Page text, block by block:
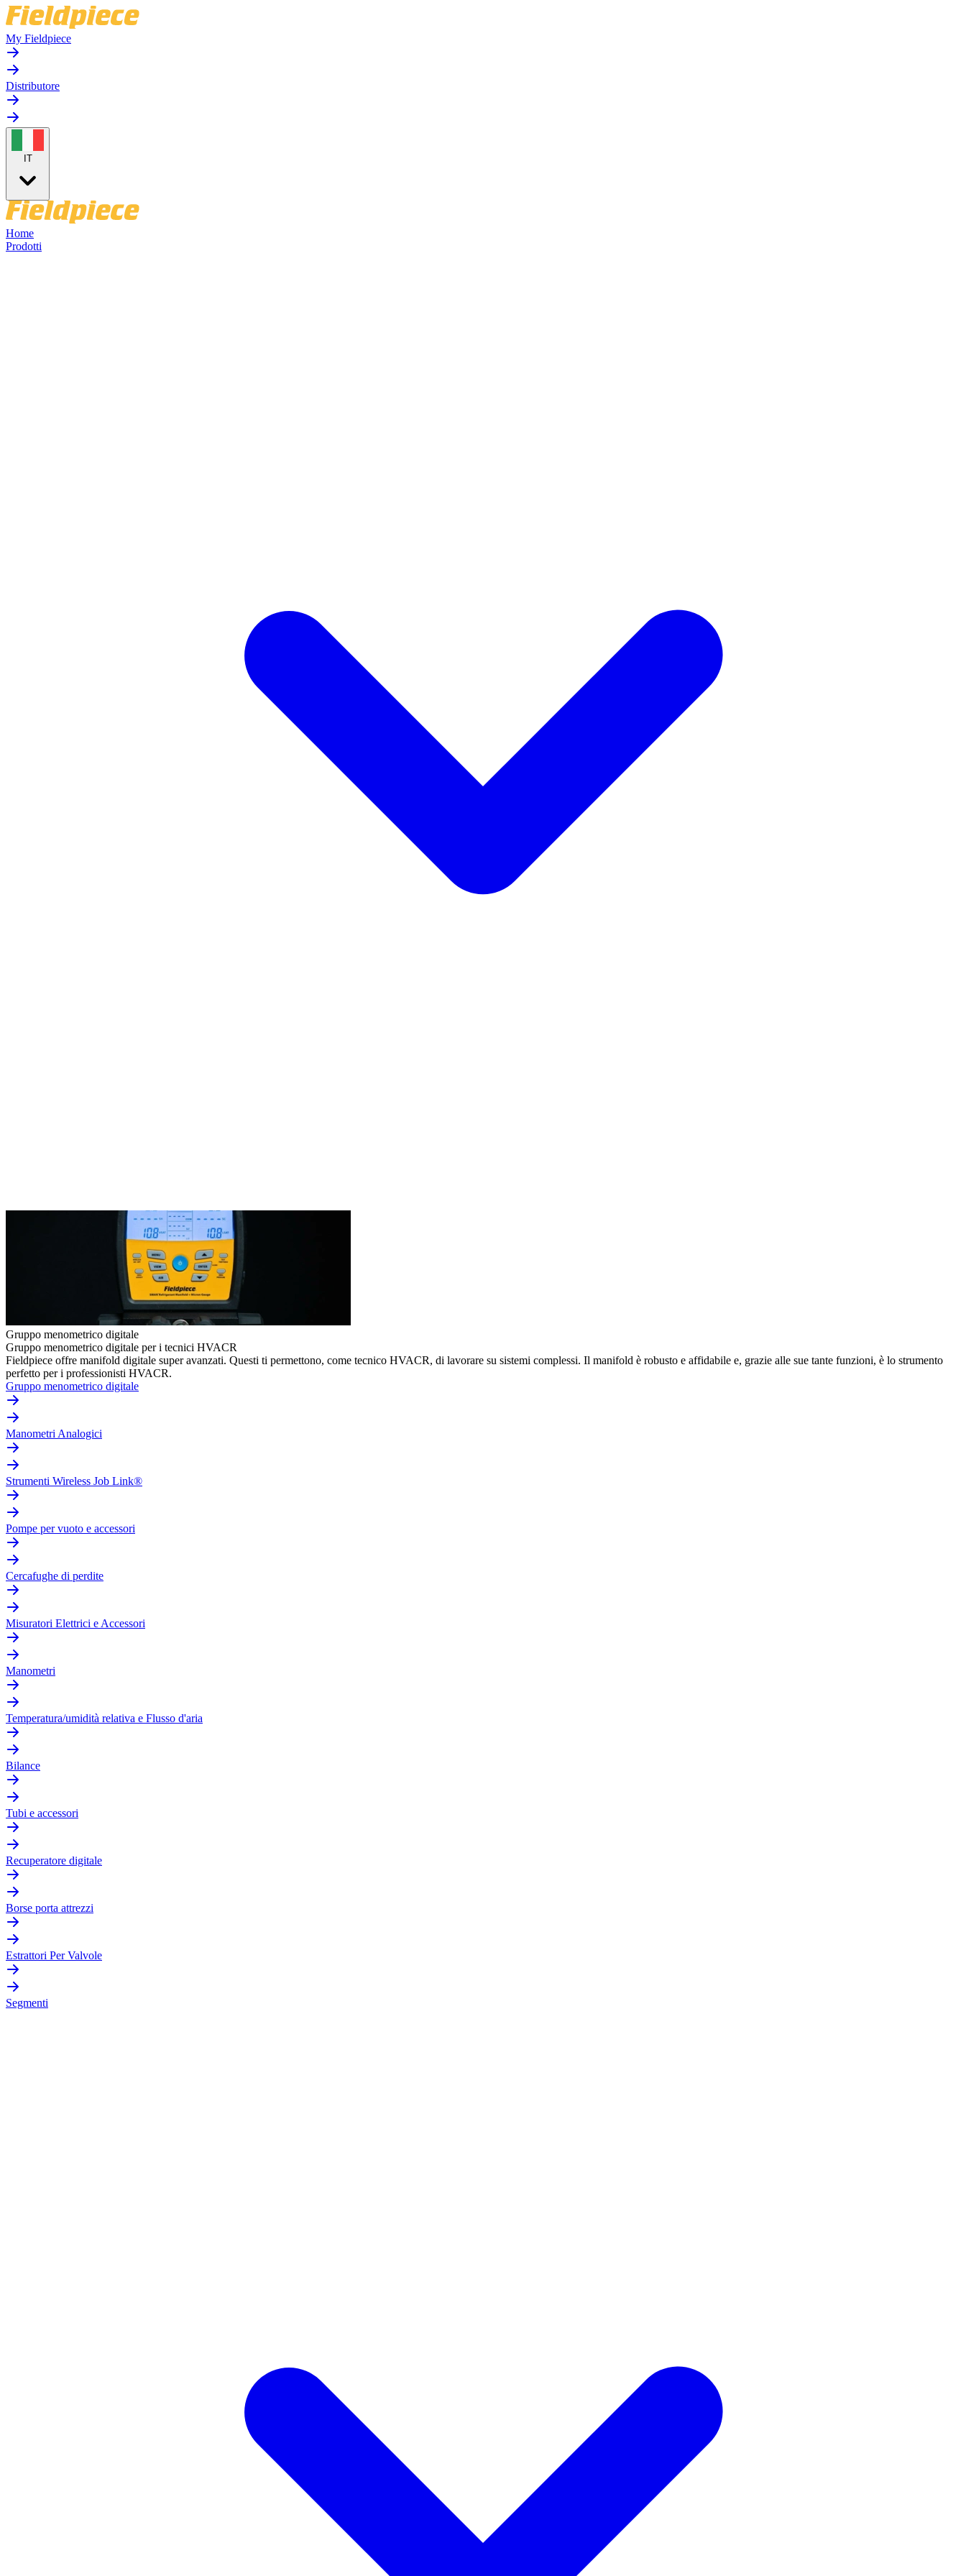
My Fieldpiece
Distributore
IT
Home
Prodotti
Gruppo menometrico digitale
Gruppo menometrico digitale per i tecnici HVACR
Fieldpiece offre manifold digitale super avanzati. Questi ti permettono, come tecnico HVACR, di lavorare su sistemi complessi. Il manifold è robusto e affidabile e, grazie alle sue tante funzioni, è lo strumento
perfetto per i professionisti HVACR.
Gruppo menometrico digitale
Manometri Analogici
Strumenti Wireless Job Link®
Pompe per vuoto e accessori
Cercafughe di perdite
Misuratori Elettrici e Accessori
Manometri
Temperatura/umidità relativa e Flusso d'aria
Bilance
Tubi e accessori
Recuperatore digitale
Borse porta attrezzi
Estrattori Per Valvole
Segmenti